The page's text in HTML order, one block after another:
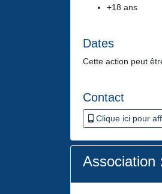
+18 ans
Dates
Cette action peut
Contact
Clique ici pour
Association